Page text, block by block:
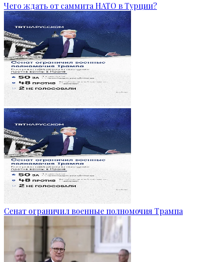
Чего ждать от саммита НАТО в Турции?
Сенат ограничил военные полномочия Трампа